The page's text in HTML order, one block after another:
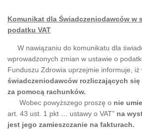
Komunikat dla Świadczeniodawców w
podatku VAT
W nawiązaniu do komunikatu dla
wprowadzonych zmian w ustawie o
Funduszu Zdrowia uprzejmie informuje,
świadczeniodawców rozliczających się
za pomocą rachunków.
Wobec powyższego proszę o nie
art. 43 ust. 1 pkt … ustawy o VAT” na
jest jego zamieszczanie na fakturach.